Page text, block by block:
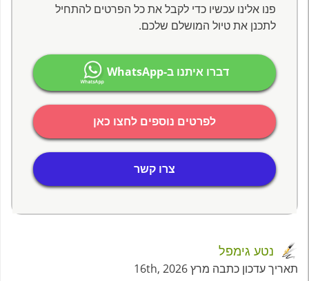
פנו אלינו עכשיו כדי לקבל את כל הפרטים להתחיל
לתכנן את טיול המושלם שלכם.
דברו איתנו ב-WhatsApp
לפרטים נוספים לחצו כאן
צרו קשר
נטע גימפל
תאריך עדכון כתבה מרץ 16th, 2026